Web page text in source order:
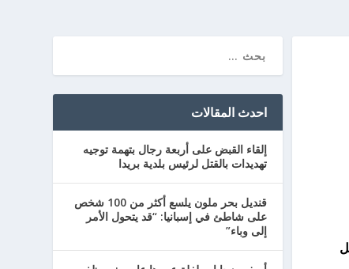
احدث المقالات
إلقاء القبض على أربعة رجال بتهمة توجيه
تهديدات بالقتل لرئيس بلدية بريدا
قنديل بحر ملون يلسع أكثر من 100 شخص
على شاطئ في إسبانيا: “قد يتحول الأمر
إلى وباء”